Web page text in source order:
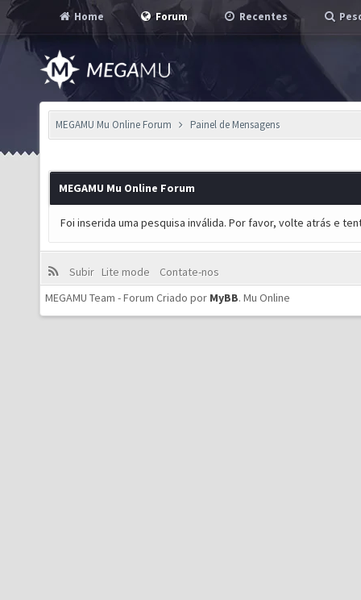
Home Forum Recentes
MEGAMU Mu Online Forum Painel de Mensagens
MEGAMU Mu Online Forum
Foi inserida uma pesquisa inválida. Por favor, volte atrás e
Subir Lite mode
Contate-nos
MEGAMU Team - Forum Criado por MyBB. Mu Online